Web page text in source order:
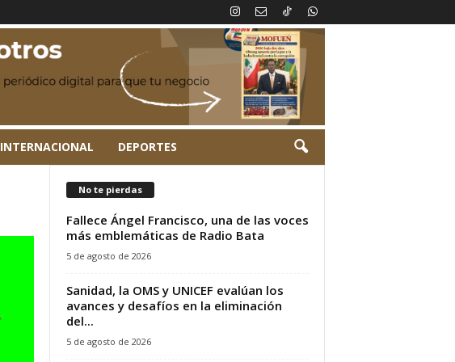
INTERNACIONAL DEPORTES
No te pierdas
Fallece Ángel Francisco, una de las voces
más emblemáticas de Radio Bata
5 de agosto de 2026
Sanidad, la OMS y UNICEF evalúan los
avances y desafíos en la eliminación
del...
5 de agosto de 2026